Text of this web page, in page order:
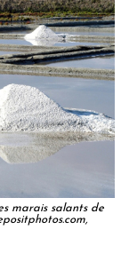
marais salants de